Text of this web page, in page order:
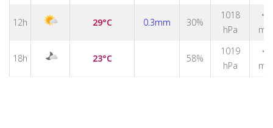
12h 29°C 0.3mm 30%
1018
hPa
↑
m/s
18h 23°C 58%
1019
hPa
↑
m/s